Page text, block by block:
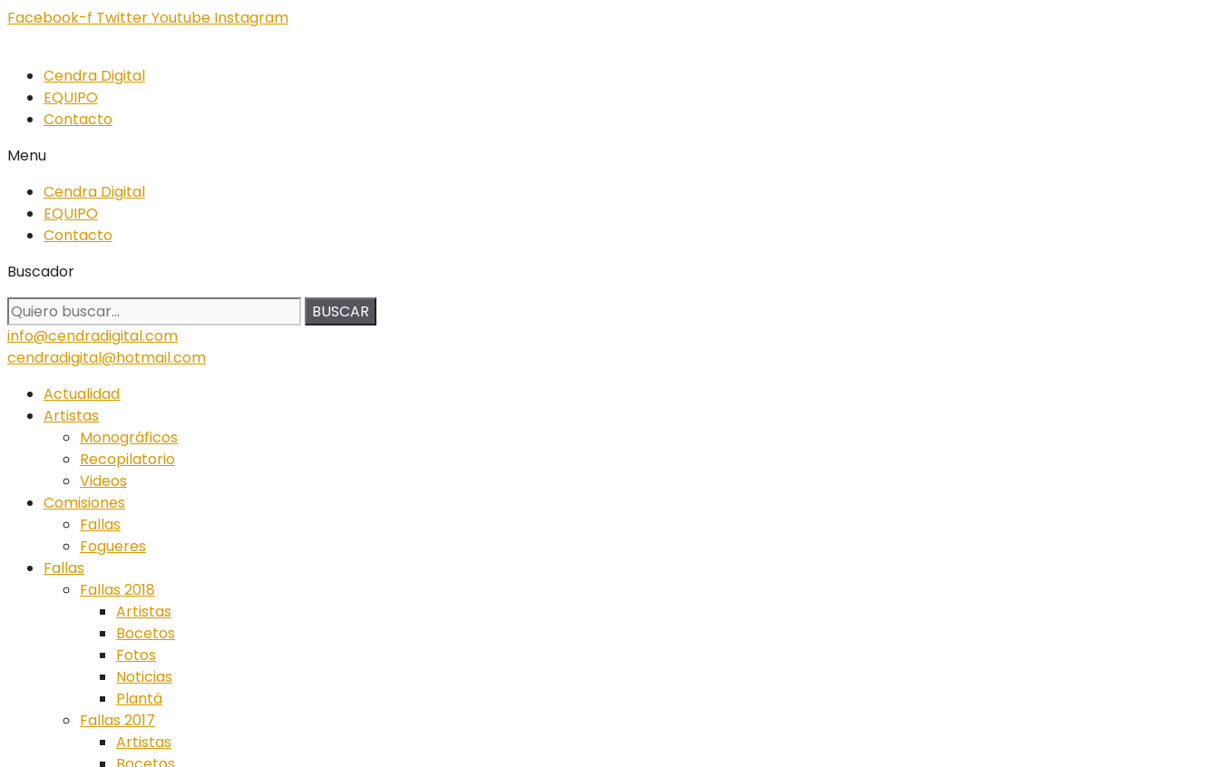
Facebook-f TwitterYoutube Instagram
Cendra Digital
EQUIPO
Contacto
Menu
Cendra Digital
EQUIPO
Contacto
Buscador
BUSCAR
info@cendradigital.com
cendradigital@hotmail.com
Actualidad
Artistas
Monográficos
Recopilatorio
Videos
Comisiones
Fallas
Fogueres
Fallas
Fallas 2018
Artistas
Bocetos
Fotos
Noticias
Plantá
Fallas 2017
Artistas